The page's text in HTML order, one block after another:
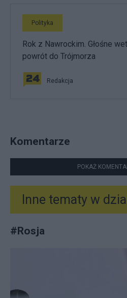
Polityka
Rok z Nawrockim. Głośne
powrót do Trójmorza
Redakcja
Komentarze
POKAŻ
Inne tematy w
#Rosja